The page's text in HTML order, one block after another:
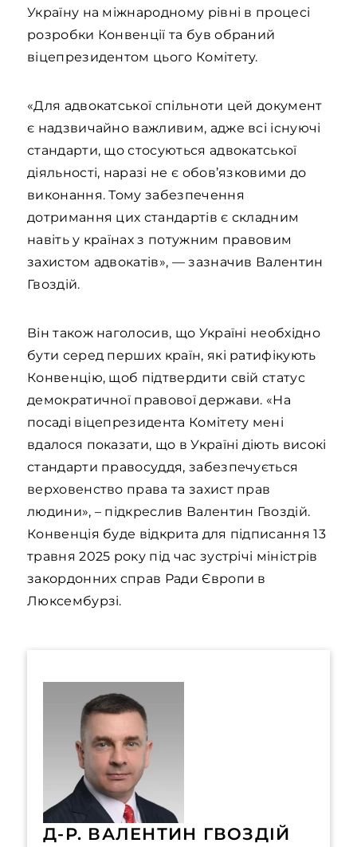
Україну на міжнародному рівні в процесі
розробки Конвенції та був обраний
віцепрезидентом цього Комітету.
«Для адвокатської спільноти цей документ
є надзвичайно важливим, адже всі існуючі
стандарти, що стосуються адвокатської
діяльності, наразі не є обов’язковими до
виконання. Тому забезпечення
дотримання цих стандартів є складним
навіть у країнах з потужним правовим
захистом адвокатів», — зазначив Валентин
Гвоздій.
Він також наголосив, що Україні необхідно
бути серед перших країн, які ратифікують
Конвенцію, щоб підтвердити свій статус
демократичної правової держави. «На
посаді віцепрезидента Комітету мені
вдалося показати, що в Україні діють високі
стандарти правосуддя, забезпечується
верховенство права та захист прав
людини», – підкреслив Валентин Гвоздій.
Конвенція буде відкрита для підписання 13
травня 2025 року під час зустрічі міністрів
закордонних справ Ради Європи в
Люксембурзі.
Д-Р. ВАЛЕНТИН ГВОЗДІЙ